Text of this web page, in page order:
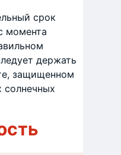
срок
момента
держать
защищенном
солнечных